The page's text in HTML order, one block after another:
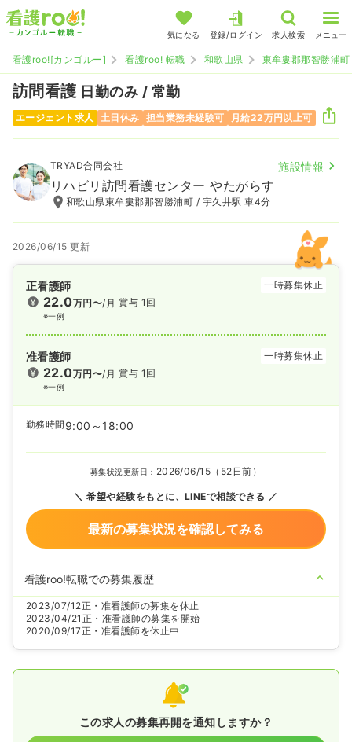
気になる 登録/ログイン 求人検索 メニュー
看護roo![カンゴルー] 看護roo! 転職 和歌山県 東牟婁郡那智勝浦町
訪問看護 日勤のみ / 常勤
エージェント求人 土日休み 担当業務未経験可 月給22万円以上可
TRYAD合同会社 施設情報
リハビリ訪問看護センター やたがらす
和歌山県東牟婁郡那智勝浦町 / 宇久井駅 車4分
2026/06/15 更新
正看護師 一時募集休止
22.0万円〜/月
※一例
賞与 1回
准看護師 一時募集休止
22.0万円〜/月
※一例
賞与 1回
勤務時間 9:00～18:00
募集状況更新日： 2026/06/15（52日前）
希望や経験をもとに、LINEで相談できる
最新の募集状況を確認してみる
看護roo!転職での募集履歴
2023/07/12正・准看護師の募集を休止
2023/04/21 正・准看護師の募集を開始
2020/09/17正・准看護師を休止中
この求人の募集再開を通知しますか？